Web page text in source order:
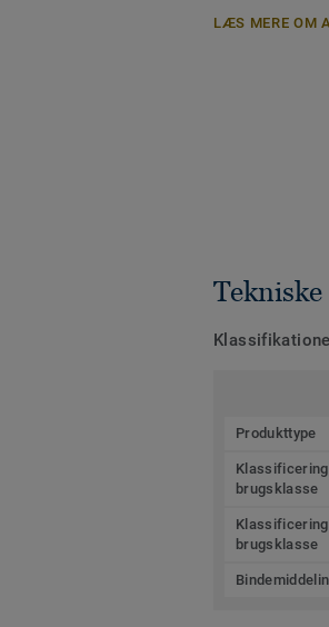
LÆS MERE OM
Produkttype
brugsklasse
brugsklasse